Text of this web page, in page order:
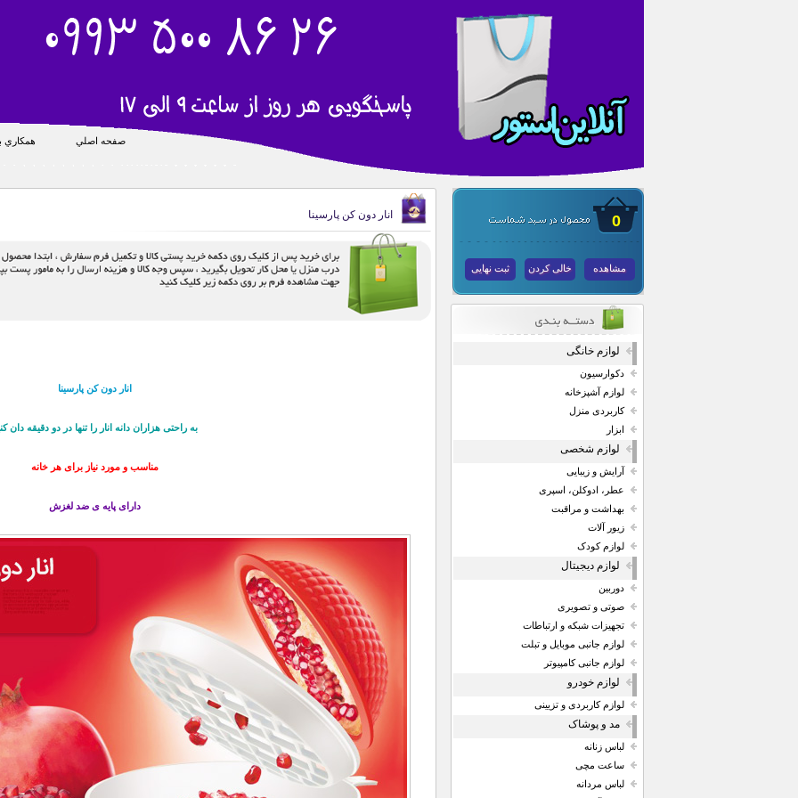
صفحه اصلي همکاري
0
مشاهده خالی کردن ثبت نهایی
لوازم خانگی
دکوارسیون
لوازم آشپزخانه
کاربردی منزل
ابزار
لوازم شخصی
آرایش و زیبایی
عطر، ادوکلن، اسپری
بهداشت و مراقبت
زیور آلات
لوازم کودک
لوازم دیجیتال
دوربین
صوتی و تصویری
تجهیزات شبکه و ارتباطات
لوازم جانبی موبایل و تبلت
لوازم جانبی کامپیوتر
لوازم خودرو
لوازم کاربردی و تزیینی
مد و پوشاک
لباس زنانه
ساعت مچی
لباس مردانه
انار دون کن پارسینا
انار دون کن پارسینا
به راحتی هزاران دانه انار را تنها در دو دقیقه دان
مناسب و مورد نیاز برای هر خانه
دارای پایه ی ضد لغزش